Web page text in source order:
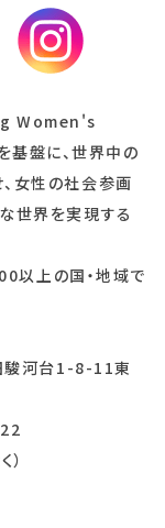
Women's
盤に、世界中の
女性の社会参画
世界を実現する
以上の国・地域で
駿河台1-8-11東